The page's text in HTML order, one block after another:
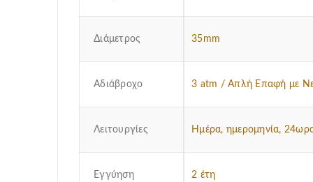
Διάμετρος 35mm
Αδιάβροχο 3 atm / Απλή Επαφή με
Λειτουργίες Ημέρα, ημερομηνία,
Εγγύηση 2 έτη